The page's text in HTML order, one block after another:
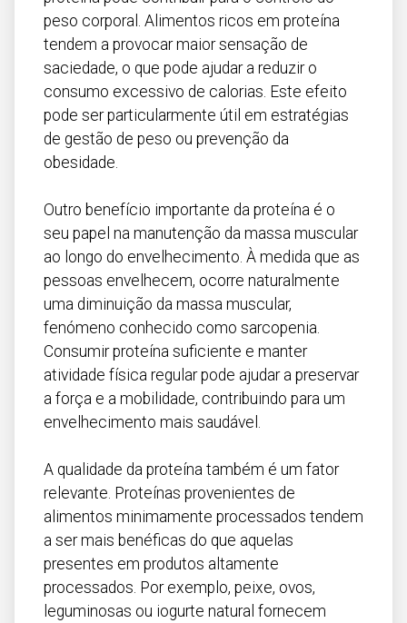
peso corporal. Alimentos ricos em proteína
tendem a provocar maior sensação de
saciedade, o que pode ajudar a reduzir o
consumo excessivo de calorias. Este efeito
pode ser particularmente útil em estratégias
de gestão de peso ou prevenção da
obesidade.
Outro benefício importante da proteína é o
seu papel na manutenção da massa muscular
ao longo do envelhecimento. À medida que as
pessoas envelhecem, ocorre naturalmente
uma diminuição da massa muscular,
fenómeno conhecido como sarcopenia.
Consumir proteína suficiente e manter
atividade física regular pode ajudar a preservar
a força e a mobilidade, contribuindo para um
envelhecimento mais saudável.
A qualidade da proteína também é um fator
relevante. Proteínas provenientes de
alimentos minimamente processados tendem
a ser mais benéficas do que aquelas
presentes em produtos altamente
processados. Por exemplo, peixe, ovos,
leguminosas ou iogurte natural fornecem